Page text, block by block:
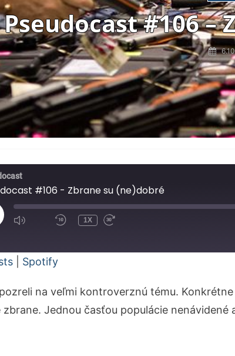
Pseudocast #106 –
#106 - Zbrane su (ne)dobré
1X
Spotify
na veľmi kontroverznú tému.
Jednou časťou populácie nenávidené